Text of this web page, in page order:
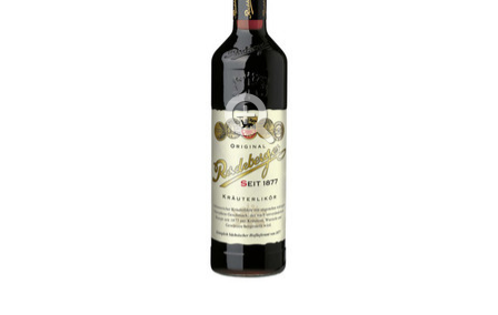
Hygieneartikel & Desinfektion